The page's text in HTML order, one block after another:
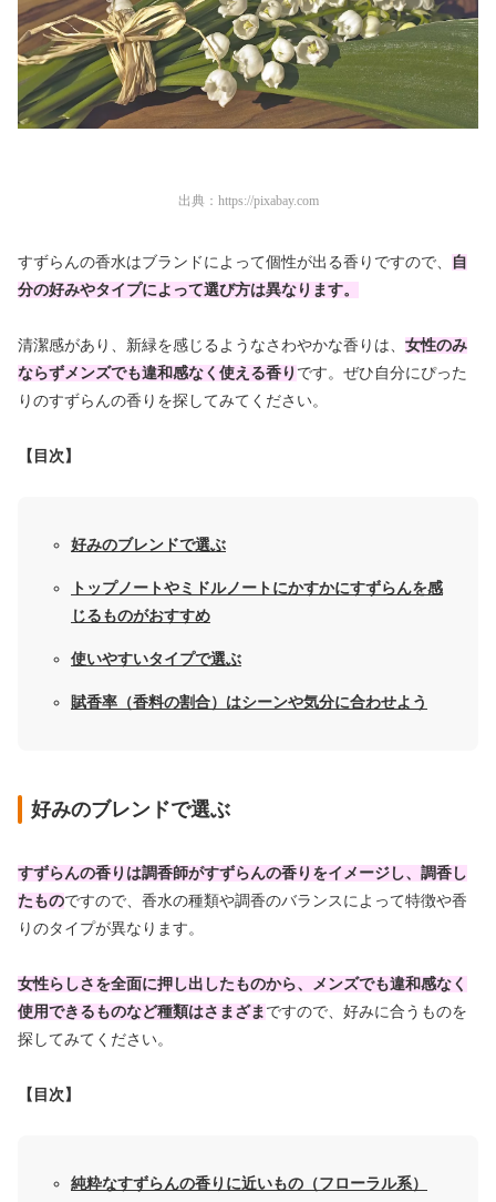
出典： https://pixabay.com
すずらんの香水はブランドによって個性が出る香りですので、
自
分の好みやタイプによって選び方は異なります。
清潔感があり、新緑を感じるようなさわやかな香りは、 女性のみ
ならずメンズでも違和感なく使える香り です。ぜひ自分にぴった
りのすずらんの香りを探してみてください。
【目次】
好みのブレンドで選ぶ
トップノートやミドルノートにかすかにすずらんを感
じるものがおすすめ
使いやすいタイプで選ぶ
賦香率（香料の割合）はシーンや気分に合わせよう
好みのブレンドで選ぶ
すずらんの香りは調香師がすずらんの香りをイメージし、調香し
たものですので、香水の種類や調香のバランスによって特徴や香
りのタイプが異なります。
女性らしさを全面に押し出したものから、メンズでも違和感なく
使用できるものなど種類はさまざま ですので、好みに合うものを
探してみてください。
【目次】
純粋なすずらんの香りに近いもの（フローラル系）